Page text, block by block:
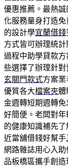
優惠推薦。最熱
化服務量身打造
的設計學宜蘭借錢
方式皆可辦理統
過程中助學貸款
些選擇了辦理針
玄關門款式方案
優質各大檔案夾體
金週轉短期週轉免
好簡便。老闆對
的健康知識補先
近當舖借錢好幫手
網路雜誌用心入助
品板橋區攜手創